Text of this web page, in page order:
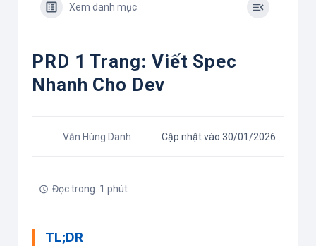
Xem danh mục
PRD 1 Trang: Viết Spec
Nhanh Cho Dev
Văn Hùng Danh Cập nhật vào 30/01/2026
Đọc trong: 1 phút
TL;DR